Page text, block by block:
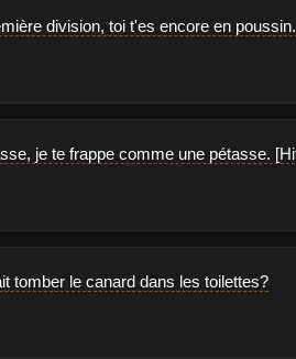
division, toi t'es encore en
je te frappe comme une pétasse.
tomber le canard dans les toilettes?